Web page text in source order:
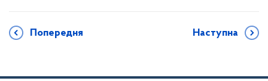
Попередня Наступна